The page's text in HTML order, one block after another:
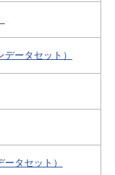
ータセット）
タセット）